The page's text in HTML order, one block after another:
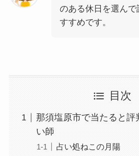
のある休日を選んで
すすめです。
目次
那須塩原市で当たると評
い師
占い処ねこの月陽